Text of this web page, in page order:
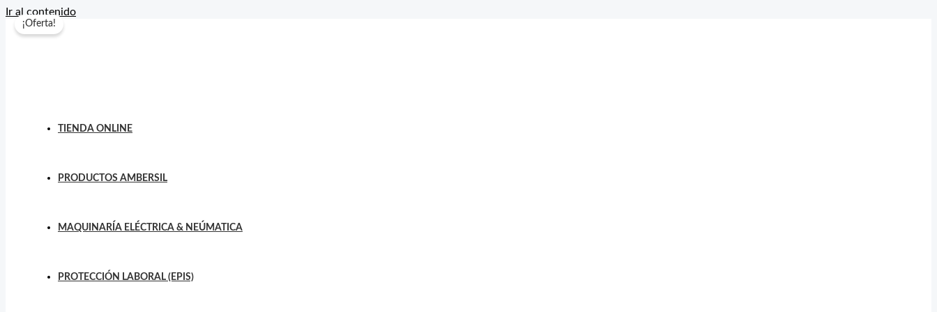
Ir al contenido
TIENDA ONLINE
PRODUCTOS AMBERSIL
MAQUINARÍA ELÉCTRICA & NEÚMATICA
PROTECCIÓN LABORAL (EPIS)
¡Oferta!